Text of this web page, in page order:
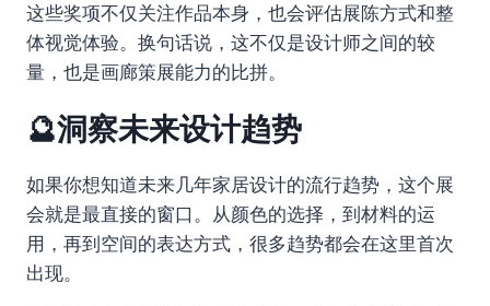
这些奖项不仅关注作品本身，也会评估展陈方式和整
体视觉体验。换句话说，这不仅是设计师之间的较
量，也是画廊策展能力的比拼。
🔮洞察未来设计趋势
如果你想知道未来几年家居设计的流行趋势，这个展
会就是最直接的窗口。从颜色的选择，到材料的运
用，再到空间的表达方式，很多趋势都会在这里首次
出现。